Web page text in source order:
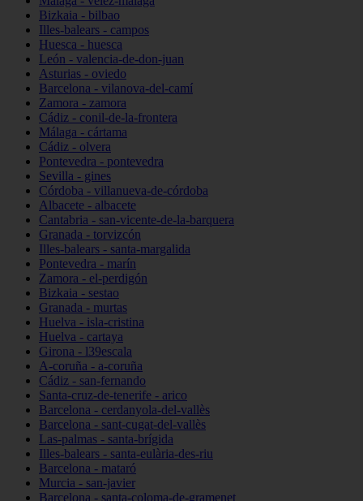
Bizkaia - bilbao
Illes-balears - campos
Huesca - huesca
León - valencia-de-don-juan
Asturias - oviedo
Barcelona - vilanova-del-camí
Zamora - zamora
Cádiz - conil-de-la-frontera
Málaga - cártama
Cádiz - olvera
Pontevedra - pontevedra
Sevilla - gines
Córdoba - villanueva-de-córdoba
Albacete - albacete
Cantabria - san-vicente-de-la-barquera
Granada - torvizcón
Illes-balears - santa-margalida
Pontevedra - marín
Zamora - el-perdigón
Bizkaia - sestao
Granada - murtas
Huelva - isla-cristina
Huelva - cartaya
Girona - l39escala
A-coruña - a-coruña
Cádiz - san-fernando
Santa-cruz-de-tenerife - arico
Barcelona - cerdanyola-del-vallès
Barcelona - sant-cugat-del-vallès
Las-palmas - santa-brígida
Illes-balears - santa-eulària-des-riu
Barcelona - mataró
Murcia - san-javier
Barcelona - santa-coloma-de-gramenet